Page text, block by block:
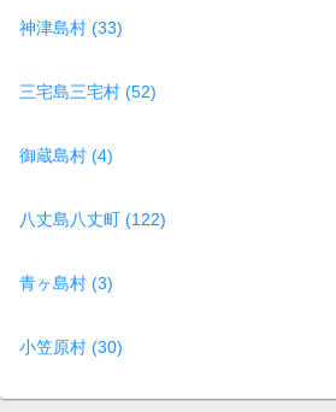
神津島村 (33)
三宅島三宅村 (52)
御蔵島村 (4)
八丈島八丈町 (122)
青ヶ島村 (3)
小笠原村 (30)